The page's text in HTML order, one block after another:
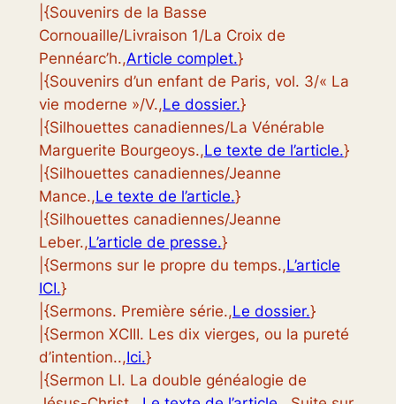
|{Souvenirs de la Basse
Cornouaille/Livraison 1/La Croix de
Pennéarc’h.,Article complet.}
|{Souvenirs d’un enfant de Paris, vol. 3/« La
vie moderne »/V.,Le dossier.}
|{Silhouettes canadiennes/La Vénérable
Marguerite Bourgeoys.,Le texte de l’article.}
|{Silhouettes canadiennes/Jeanne
Mance.,Le texte de l’article.}
|{Silhouettes canadiennes/Jeanne
Leber.,L’article de presse.}
|{Sermons sur le propre du temps.,L’article
ICI.}
|{Sermons. Première série.,Le dossier.}
|{Sermon XCIII. Les dix vierges, ou la pureté
d’intention..,Ici.}
|{Sermon LI. La double généalogie de